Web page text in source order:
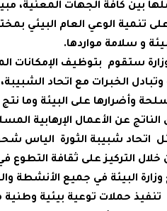
بين كافة الجهات المعنية،
/ 12 / لعام 2012 على تنمية الوعي
و سلامة مواردها.
ستقوم بتوظيف الإمكانات
الخبرات مع اتحاد الشبيبة،
وأضرارها على البيئة
عن الأعمال الإرهابية
شبيبة الثورة الياس
التركيز على ثقافة التطوع
وزارة البيئة في جميع الأنشطة
تنفيذ حملات توعية بيئية